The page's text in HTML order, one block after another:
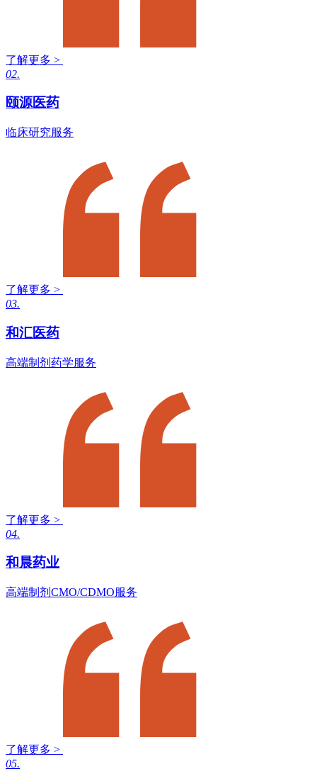
了解更多 >
02.
颐源医药
临床研究服务
了解更多 >
03.
和汇医药
高端制剂药学服务
了解更多 >
04.
和晨药业
高端制剂CMO/CDMO服务
了解更多 >
05.